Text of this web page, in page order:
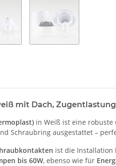
mit Dach,
in Weiß ist eine robuste
Schraubring ausgestattet –
ist die Installation
bis 60W, ebenso wie für